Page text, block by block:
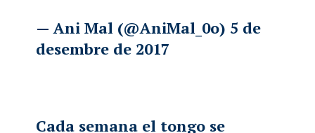
— Ani Mal (@AniMal_0o) 5 de
desembre de 2017
Cada semana el tongo se